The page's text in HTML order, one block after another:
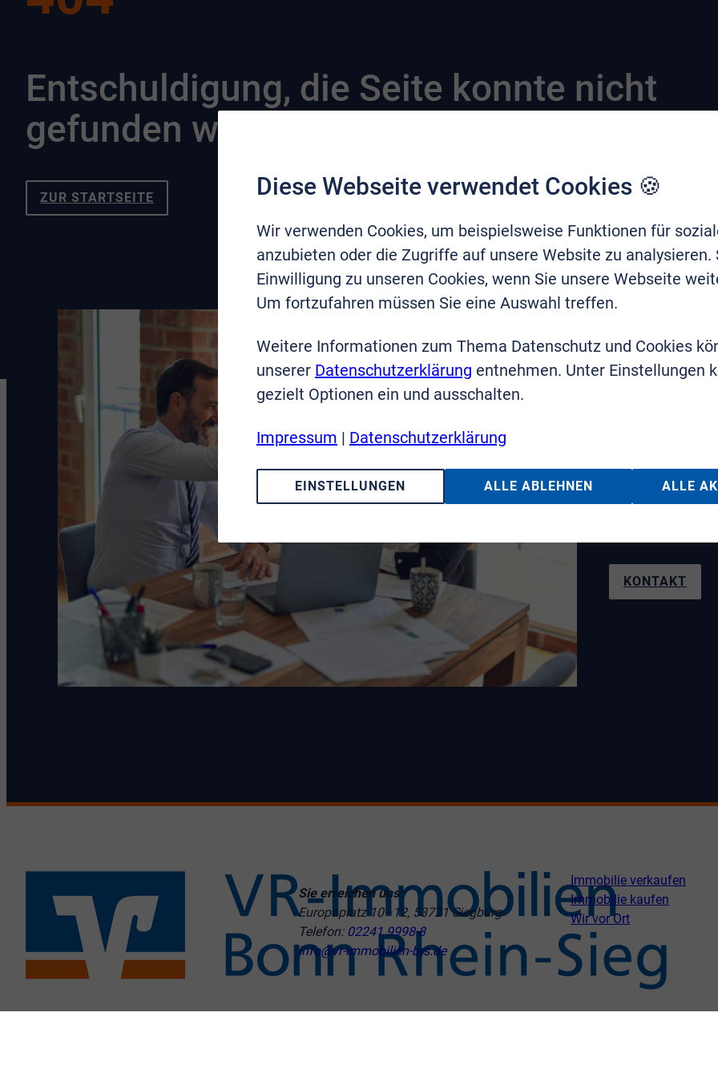
Entschuldigung, die Seite konnte nicht
gefunden werden.
ZUR STARTSEITE
Wir
KONTAKT
Sie erreichen uns:
Europaplatz 10–12, 53721 Siegburg
Telefon: 02241 9998-8
info@vr-immobilien-brs.de
Immobilie verkaufen
Immobilie kaufen
Wir vor Ort
Diese Webseite verwendet Cookies 🍪
Wir verwenden Cookies, um beispielsweise Funktionen für
anzubieten oder die Zugriffe auf unsere Website zu analysieren.
Einwilligung zu unseren Cookies, wenn Sie unsere Webseite
Um fortzufahren müssen Sie eine Auswahl treffen.
Weitere Informationen zum Thema Datenschutz und Cookies
unserer Datenschutzerklärung entnehmen. Unter Einstellungen
gezielt Optionen ein und ausschalten.
Impressum | Datenschutzerklärung
EINSTELLUNGEN ALLE ABLEHNEN ALLE